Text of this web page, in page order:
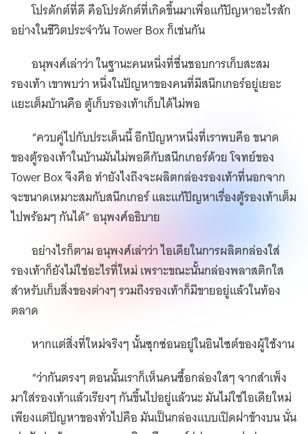
โปรดักต์ที่ดี คือโปรดักต์ที่เกิดขึ้นมาเพื่อแก้ปัญหาอะไรสัก
อย่างในชีวิตประจำวัน Tower Box ก็เช่นกัน
อนุพงศ์เล่าว่า ในฐานะคนหนึ่งที่ชื่นชอบการเก็บสะสม
รองเท้า เขาพบว่า หนึ่งในปัญหาของคนที่มีสนีกเกอร์อยู่เยอะ
แยะเต็มบ้านคือ ตู้เก็บรองเท้าเก็บได้ไม่พอ
“ควบคู่ไปกับประเด็นนี้ อีกปัญหาหนึ่งที่เราพบคือ ขนาด
ของตู้รองเท้าในบ้านมันไม่พอดีกับสนีกเกอร์ด้วย โจทย์ของ
Tower Box จึงคือ ทำยังไงถึงจะผลิตกล่องรองเท้าที่นอกจาก
จะขนาดเหมาะสมกับสนีกเกอร์ และแก้ปัญหาเรื่องตู้รองเท้าเต็ม
ไปพร้อมๆ กันได้” อนุพงศ์อธิบาย
อย่างไรก็ตาม อนุพงศ์เล่าว่า ไอเดียในการผลิตกล่องใส่
รองเท้าก็ยังไม่ใช่อะไรที่ใหม่ เพราะขณะนั้นกล่องพลาสติกใส
สำหรับเก็บสิ่งของต่างๆ รวมถึงรองเท้าก็มีขายอยู่แล้วในท้อง
ตลาด
หากแต่สิ่งที่ใหม่จริงๆ นั้นซุกซ่อนอยู่ในอินไซต์ของผู้ใช้งาน
“ว่ากันตรงๆ ตอนนั้นเราก็เห็นคนซื้อกล่องใสๆ จากสำเพ็ง
มาใส่รองเท้าแล้วเรียงๆ กันขึ้นไปอยู่แล้วนะ มันไม่ใช่ไอเดียใหม่
เพียงแต่ปัญหาของทั่วไปคือ มันเป็นกล่องแบบเปิดฝาข้างบน นั่น